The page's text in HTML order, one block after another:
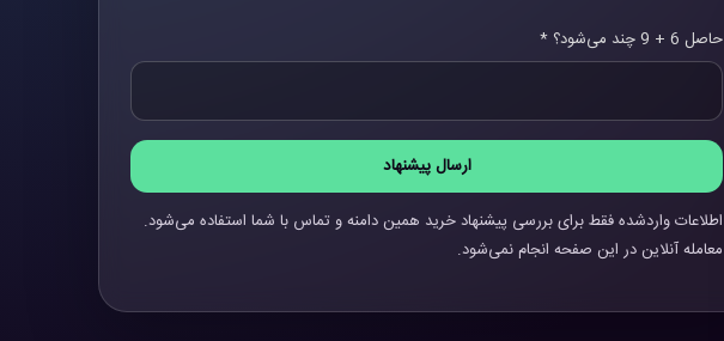
حاصل 6 + 9 چند می‌شود؟ *
ارسال پیشنهاد
اطلاعات واردشده فقط برای بررسی پیشنهاد خرید همین دامنه و تماس با شما استفاده می‌شود.
معامله آنلاین در این صفحه انجام نمی‌شود.